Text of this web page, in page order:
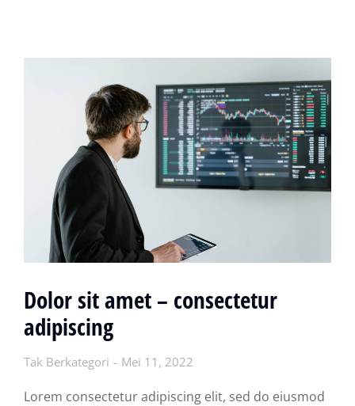
Dolor sit amet – consectetur
adipiscing
Tak Berkategori Mei 11, 2022
Lorem consectetur adipiscing elit, sed do eiusmod